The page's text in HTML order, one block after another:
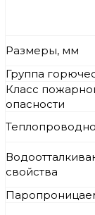
Размеры, мм
Группа
Класс
опасности
свойства